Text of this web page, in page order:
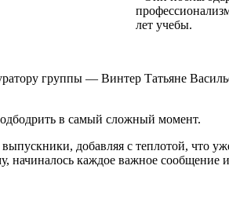
лет учебы.
группы — Винтер Татьяне
в самый сложный момент.
добавляя с теплотой, что
начиналось каждое важное сообщение